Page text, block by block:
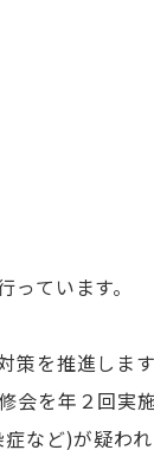
ています。​
を推進します
を年２回実施
など)が疑わ